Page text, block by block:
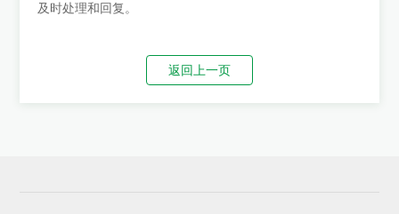
及时处理和回复。
返回上一页